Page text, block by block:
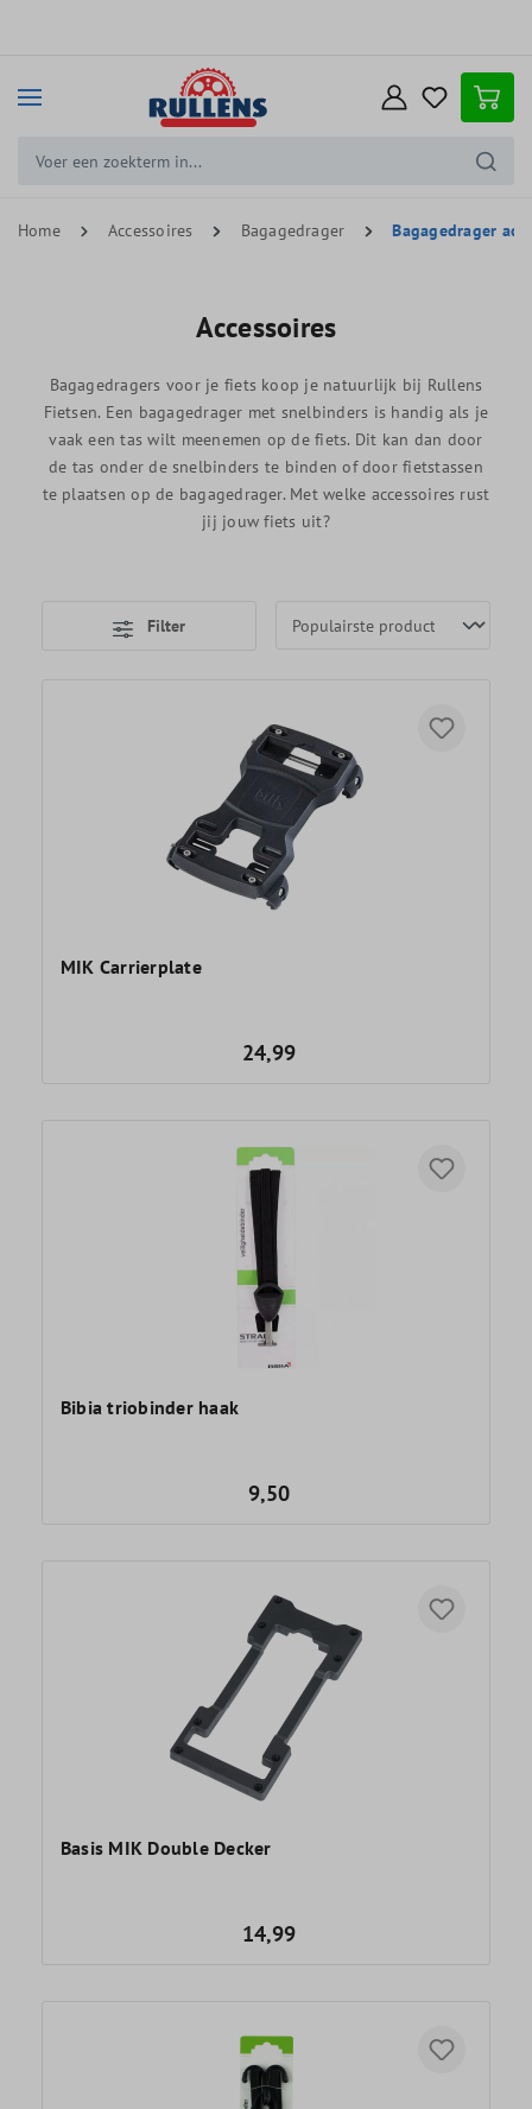
Home Accessoires Bagagedrager Bagagedrager
Accessoires
Bagagedragers voor je fiets koop je natuurlijk bij Rullens
Fietsen. Een bagagedrager met snelbinders is handig als je
vaak een tas wilt meenemen op de fiets. Dit kan dan door
de tas onder de snelbinders te binden of door fietstassen
te plaatsen op de bagagedrager. Met welke accessoires rust
jij jouw fiets uit?
Filter
MIK Carrierplate
24,99
Bibia triobinder haak
9,50
Basis MIK Double Decker
14,99